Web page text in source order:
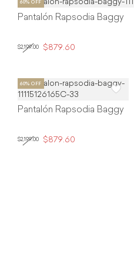
Pantalón Rapsodia Baggy
$2,199.00 $879.60
Pantalón Rapsodia Baggy
$2,199.00 $879.60